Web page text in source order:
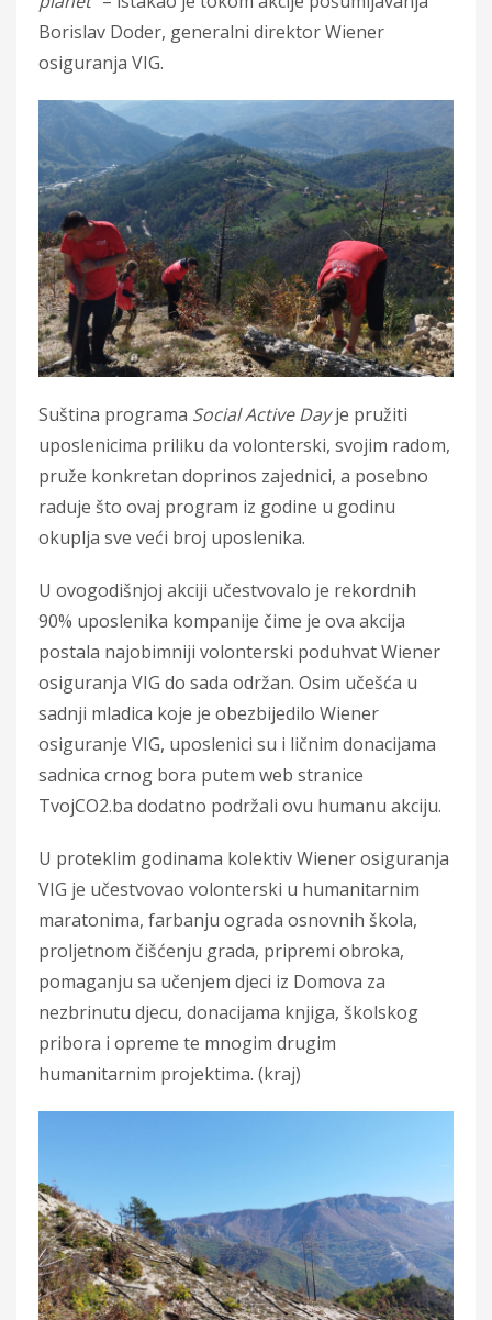
Borislav Doder, generalni direktor Wiener
osiguranja VIG.
Suština programa Social Active Dayje pružiti
uposlenicima priliku da volonterski, svojim radom,
pruže konkretan doprinos zajednici, a posebno
raduje što ovaj program iz godine u godinu
okuplja sve veći broj uposlenika.
U ovogodišnjoj akciji učestvovalo je rekordnih
90% uposlenika kompanije čime je ova akcija
postala najobimniji volonterski poduhvat Wiener
osiguranja VIG do sada održan. Osim učešća u
sadnji mladica koje je obezbijedilo Wiener
osiguranje VIG, uposlenici su i ličnim donacijama
sadnica crnog bora putem web stranice
TvojCO2.ba dodatno podržali ovu humanu akciju.
U proteklim godinama kolektiv Wiener osiguranja
VIG je učestvovao volonterski u humanitarnim
maratonima, farbanju ograda osnovnih škola,
proljetnom čišćenju grada, pripremi obroka,
pomaganju sa učenjem djeci iz Domova za
nezbrinutu djecu, donacijama knjiga, školskog
pribora i opreme te mnogim drugim
humanitarnim projektima. (kraj)